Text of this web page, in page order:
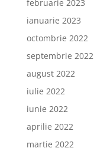
februarie 2023
ianuarie 2023
octombrie 2022
septembrie 2022
august 2022
iulie 2022
iunie 2022
aprilie 2022
martie 2022